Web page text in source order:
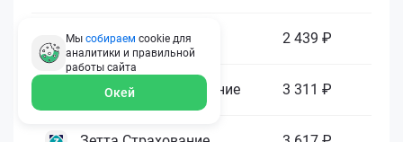
Гелиос 2 439 ₽
Ренессанс Страхование 3 311 ₽
Мы собираем cookie для
аналитики и правильной
работы сайта
Окей